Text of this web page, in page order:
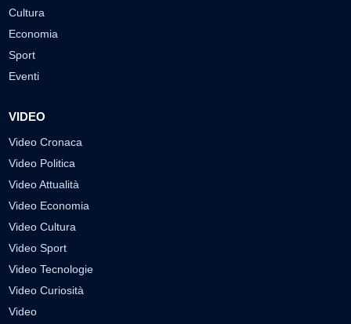
Cultura
Economia
Sport
Eventi
VIDEO
Video Cronaca
Video Politica
Video Attualità
Video Economia
Video Cultura
Video Sport
Video Tecnologie
Video Curiosità
Video